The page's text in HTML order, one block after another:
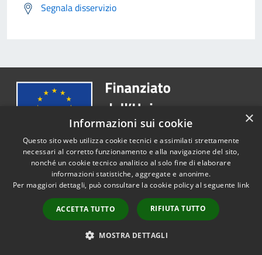
Segnala disservizio
Comune di Castel Gandolfo
×
Informazioni sui cookie
Questo sito web utilizza cookie tecnici e assimilati strettamente
necessari al corretto funzionamento e alla navigazione del sito,
nonché un cookie tecnico analitico al solo fine di elaborare
informazioni statistiche, aggregate e anonime.
Per maggiori dettagli, può consultare la cookie policy al seguente link
ACCETTA TUTTO RIFIUTA TUTTO
MOSTRA DETTAGLI